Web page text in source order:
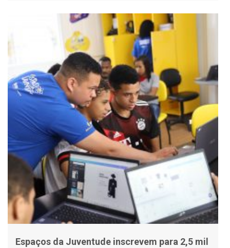
Espaços da Juventude inscrevem para 2,5 mil